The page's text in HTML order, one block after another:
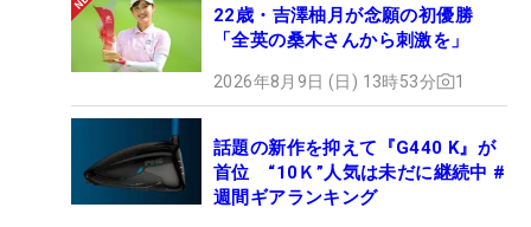
22歳・吉澤柚月が念願の初優勝
「全英の桑木さんから刺激を」
2026年8月9日 (日) 13時53分 1
話題の新作を抑えて『G440 K』が
首位 “10Ｋ”人気は未だに継続中 #
週間ギアランキング